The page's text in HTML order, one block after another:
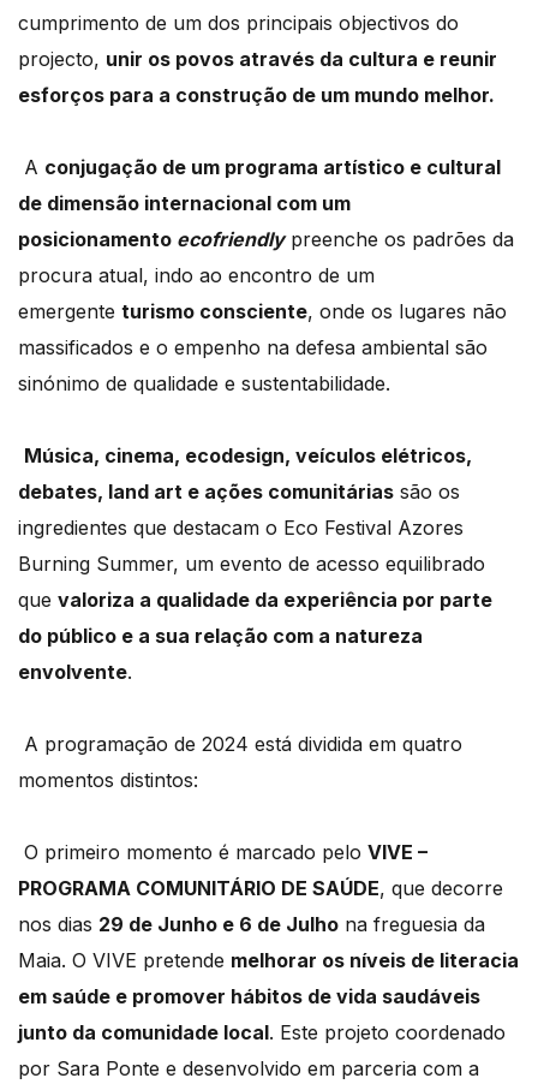
cumprimento de um dos principais objectivos do
projecto, unir os povos através da cultura e reunir
esforços para a construção de um mundo melhor.
A conjugação de um programa artístico e cultural
de dimensão internacional com um
posicionamento ecofriendlypreenche os padrões da
procura atual, indo ao encontro de um
emergente turismo consciente, onde os lugares não
massificados e o empenho na defesa ambiental são
sinónimo de qualidade e sustentabilidade.
Música, cinema, ecodesign, veículos elétricos,
debates, land art e ações comunitárias são os
ingredientes que destacam o Eco Festival Azores
Burning Summer, um evento de acesso equilibrado
que valoriza a qualidade da experiência por parte
do público e a sua relação com a natureza
envolvente.
A programação de 2024 está dividida em quatro
momentos distintos:
O primeiro momento é marcado pelo VIVE –
PROGRAMA COMUNITÁRIO DE SAÚDE, que decorre
nos dias 29 de Junho e 6 de Julho na freguesia da
Maia. O VIVE pretende melhorar os níveis de literacia
em saúde e promover hábitos de vida saudáveis
junto da comunidade local. Este projeto coordenado
por Sara Ponte e desenvolvido em parceria com a